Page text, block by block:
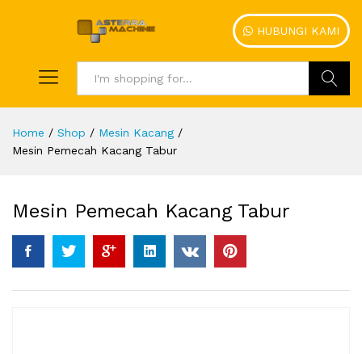
HUBUNGI KAMI
Search
Home / Shop / Mesin Kacang /
Mesin Pemecah Kacang Tabur
Mesin Pemecah Kacang Tabur